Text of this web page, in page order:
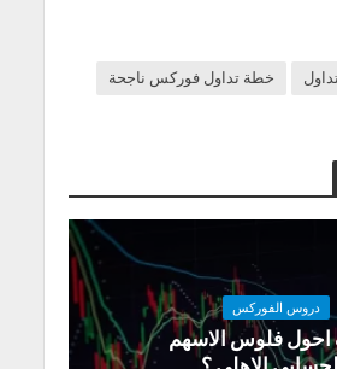
خطة تداول فوركس ناجحة
دروس الفوركس
فلوس الاسهم